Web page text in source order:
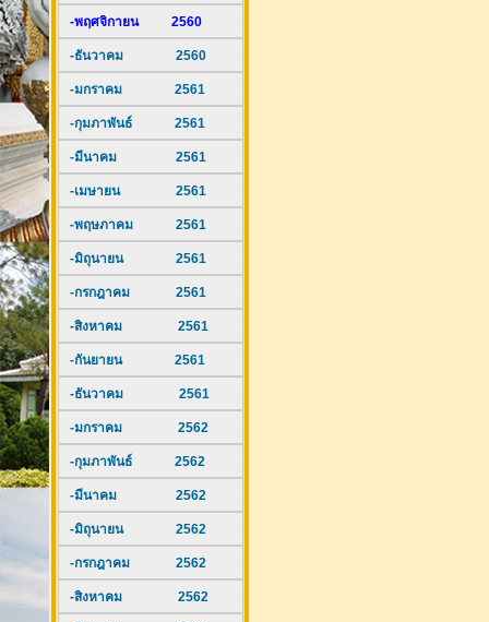
-พฤศจิกายน 2560
-ธันวาคม 2560
-มกราคม 2561
-กุมภาพันธ์ 2561
-มีนาคม 2561
-เมษายน 2561
-พฤษภาคม 2561
-มิถุนายน 2561
-กรกฎาคม 2561
-สิงหาคม 2561
-กันยายน 2561
-ธันวาคม 2561
-มกราคม 2562
-กุมภาพันธ์ 2562
-มีนาคม 2562
-มิถุนายน 2562
-กรกฎาคม 2562
-สิงหาคม 2562